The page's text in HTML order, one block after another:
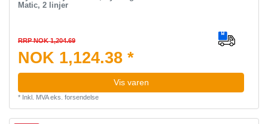
Matic, 2 linjer
RRP NOK 1,204.69
NOK 1,124.38 *
Vis varen
* Inkl. MVAeks. forsendelse